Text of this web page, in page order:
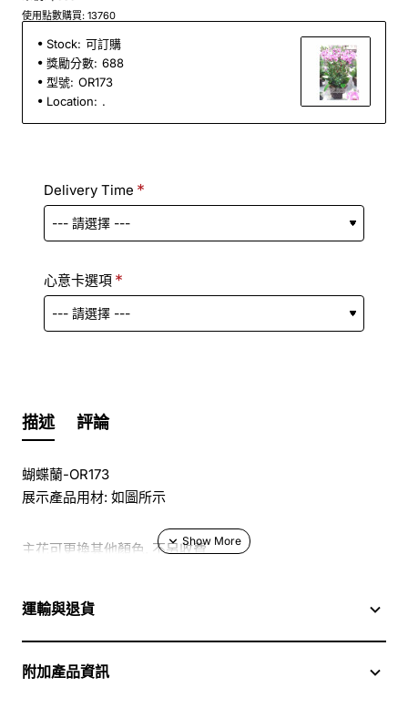
使用點數購買: 13760
Stock: 可訂購
獎勵分數: 688
型號: OR173
Location: .
Delivery Time
心意卡選項
描述 評論
蝴蝶蘭-OR173
展示產品用材: 如圖所示
主花可更換其他顏色, 不另收費
於花店訂花, 隨花束附送精美心意咭一張, 歡迎到本花店查詢
訂購鮮花及手工製品前,為保障客戶利益,請閱讀 條款及細則
運輸與退貨
附加產品資訊